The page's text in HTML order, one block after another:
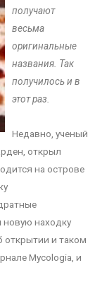
получают
весьма
оригинальные
названия. Так
получилось и в
этот раз.
Недавно, ученый
открыл
на острове
новую находку
открытии и таком
Mycologia, и